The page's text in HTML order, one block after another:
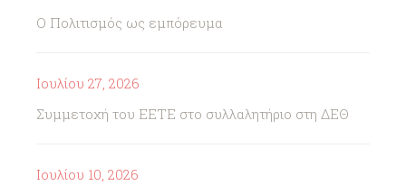
Ο Πολιτισμός ως εμπόρευμα
Ιουλίου 27, 2026
Συμμετοχή του ΕΕΤΕ στο συλλαλητήριο στη ΔΕΘ
Ιουλίου 10, 2026